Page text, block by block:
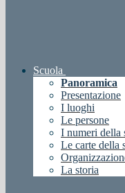
Scuola
Panoramica
Presentazione
I luoghi
Le persone
I numeri della
Le carte della
La storia